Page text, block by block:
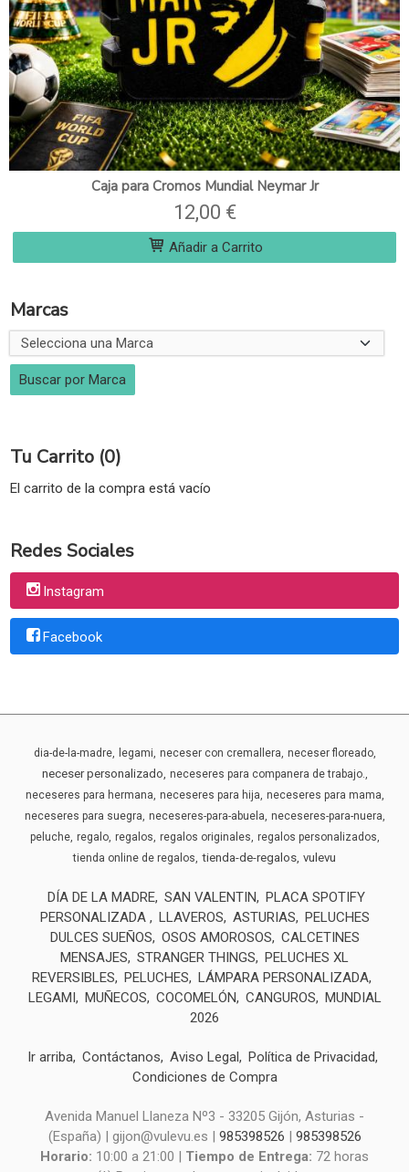
Marcas
Tu Carrito (0)
El carrito de la compra está vacío
Redes Sociales
Instagram
Facebook
Caja para Cromos Mundial Neymar Jr
12,00 €
Añadir a Carrito
dia-de-la-madre legami neceser con cremallera neceser floreado
neceser personalizado neceseres para companera de trabajo.
neceseres para hermana neceseres para hija neceseres para mama
neceseres para suegra neceseres-para-abuela neceseres-para-nuera
peluche regalo regalos regalos originales regalos personalizados
tienda online de regalos tienda-de-regalos vulevu
DÍA DE LA MADRE SAN VALENTIN
PLACA SPOTIFY
PERSONALIZADA
LLAVEROS ASTURIAS
PELUCHES
DULCES SUEÑOS
OSOS AMOROSOS
CALCETINES
MENSAJES
STRANGER THINGS
PELUCHES XL
REVERSIBLES
PELUCHES
LÁMPARA PERSONALIZADA
LEGAMI
MUÑECOS COCOMELÓN CANGUROS
MUNDIAL
2026
Ir arriba Contáctanos Aviso Legal
Política de Privacidad
Condiciones de Compra
Avenida Manuel Llaneza Nº3 - 33205 Gijón, Asturias -
(España) | gijon@vulevu.es | 985398526 | 985398526
Horario: 10:00 a 21:00 | Tiempo de Entrega: 72 horas